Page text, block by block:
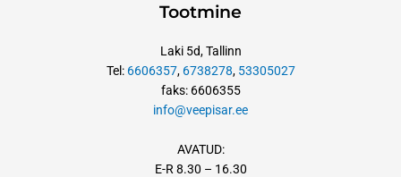
Tootmine
Laki 5d, Tallinn
Tel: 6606357, 6738278, 53305027
faks: 6606355
info@veepisar.ee
AVATUD:
E-R 8.30 – 16.30